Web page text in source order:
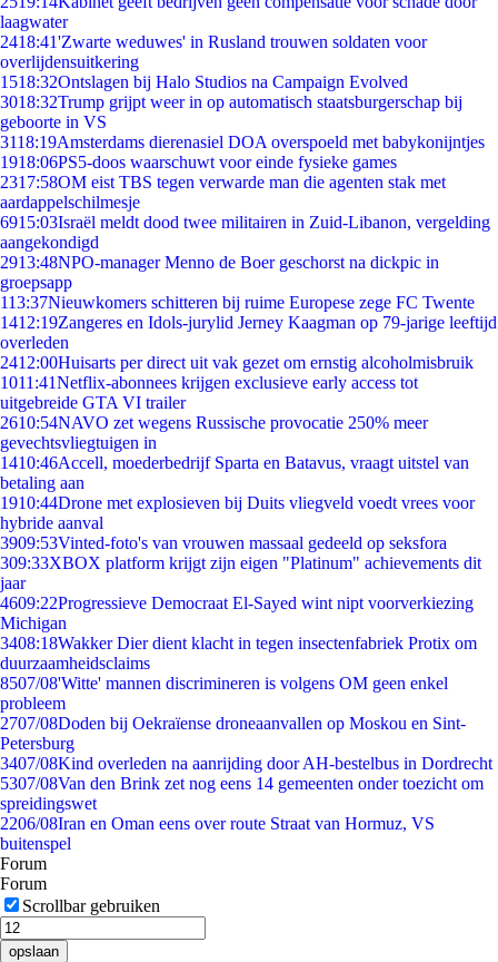
laagwater
2418:41'Zwarte weduwes' in Rusland trouwen soldaten voor
overlijdensuitkering
1518:32Ontslagen bij Halo Studios na Campaign Evolved
3018:32Trump grijpt weer in op automatisch staatsburgerschap bij
geboorte in VS
3118:19Amsterdams dierenasiel DOA overspoeld met babykonijntjes
1918:06PS5-doos waarschuwt voor einde fysieke games
2317:58OM eist TBS tegen verwarde man die agenten stak met
aardappelschilmesje
6915:03Israël meldt dood twee militairen in Zuid-Libanon, vergelding
aangekondigd
2913:48NPO-manager Menno de Boer geschorst na dickpic in
groepsapp
113:37Nieuwkomers schitteren bij ruime Europese zege FC Twente
1412:19Zangeres en Idols-jurylid Jerney Kaagman op 79-jarige leeftijd
overleden
2412:00Huisarts per direct uit vak gezet om ernstig alcoholmisbruik
1011:41Netflix-abonnees krijgen exclusieve early access tot
uitgebreide GTA VI trailer
2610:54NAVO zet wegens Russische provocatie 250% meer
gevechtsvliegtuigen in
1410:46Accell, moederbedrijf Sparta en Batavus, vraagt uitstel van
betaling aan
1910:44Drone met explosieven bij Duits vliegveld voedt vrees voor
hybride aanval
3909:53Vinted-foto's van vrouwen massaal gedeeld op seksfora
309:33XBOX platform krijgt zijn eigen "Platinum" achievements dit
jaar
4609:22Progressieve Democraat El-Sayed wint nipt voorverkiezing
Michigan
3408:18Wakker Dier dient klacht in tegen insectenfabriek Protix om
duurzaamheidsclaims
8507/08'Witte' mannen discrimineren is volgens OM geen enkel
probleem
2707/08Doden bij Oekraïense droneaanvallen op Moskou en Sint-
Petersburg
3407/08Kind overleden na aanrijding door AH-bestelbus in Dordrecht
5307/08Van den Brink zet nog eens 14 gemeenten onder toezicht om
spreidingswet
2206/08Iran en Oman eens over route Straat van Hormuz, VS
buitenspel
Forum
Forum
Scrollbar gebruiken
opslaan